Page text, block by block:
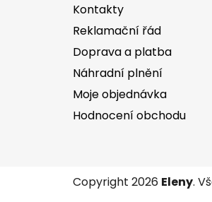
Kontakty
Reklamační řád
Doprava a platba
Náhradní plnění
Moje objednávka
Hodnocení obchodu
Copyright 2026 Eleny.